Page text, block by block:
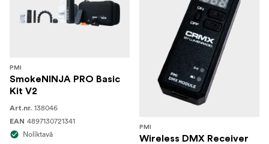
PMI
SmokeNINJA PRO Basic
Kit V2
Art.nr. 138046
EAN 4897130721341
Noliktavā
PMI
Wireless DMX Receiver